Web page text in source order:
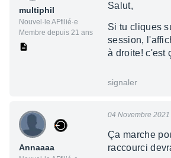
multiphil
Nouvel·le AFfilié·e
Membre depuis 21 ans
Salut,
Si tu cliques
session,
à droite! c'est
signaler
Annaaaa
04 Novembre 2021
Ça marche
raccourci